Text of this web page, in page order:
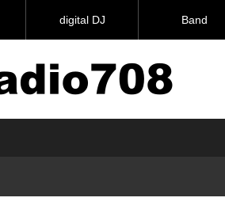
digital DJ Band
ギターポップの深淵へ。The Laughing Chimesが